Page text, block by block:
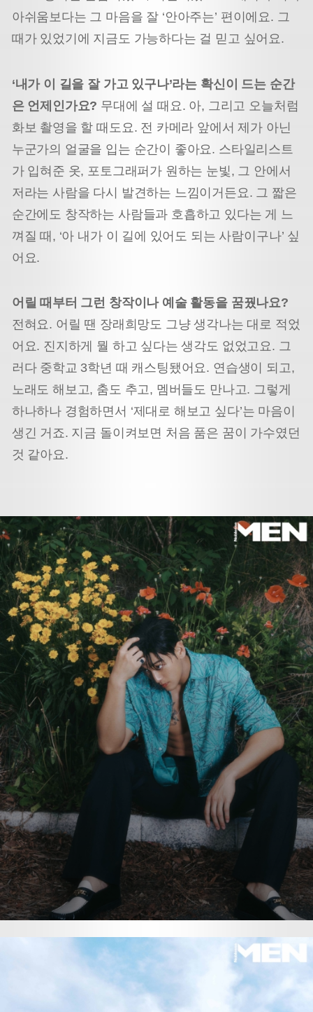
아쉬움보다는 그 마음을 잘 ‘안아주는’ 편이에요. 그
때가 있었기에 지금도 가능하다는 걸 믿고 싶어요.
‘내가 이 길을 잘 가고 있구나’라는 확신이 드는 순간
은 언제인가요? 무대에 설 때요. 아, 그리고 오늘처럼
화보 촬영을 할 때도요. 전 카메라 앞에서 제가 아닌
누군가의 얼굴을 입는 순간이 좋아요. 스타일리스트
가 입혀준 옷, 포토그래퍼가 원하는 눈빛, 그 안에서
저라는 사람을 다시 발견하는 느낌이거든요. 그 짧은
순간에도 창작하는 사람들과 호흡하고 있다는 게 느
껴질 때, ‘아 내가 이 길에 있어도 되는 사람이구나’ 싶
어요.
어릴 때부터 그런 창작이나 예술 활동을 꿈꿨나요?
전혀요. 어릴 땐 장래희망도 그냥 생각나는 대로 적었
어요. 진지하게 뭘 하고 싶다는 생각도 없었고요. 그
러다 중학교 3학년 때 캐스팅됐어요. 연습생이 되고,
노래도 해보고, 춤도 추고, 멤버들도 만나고. 그렇게
하나하나 경험하면서 ‘제대로 해보고 싶다’는 마음이
생긴 거죠. 지금 돌이켜보면 처음 품은 꿈이 가수였던
것 같아요.